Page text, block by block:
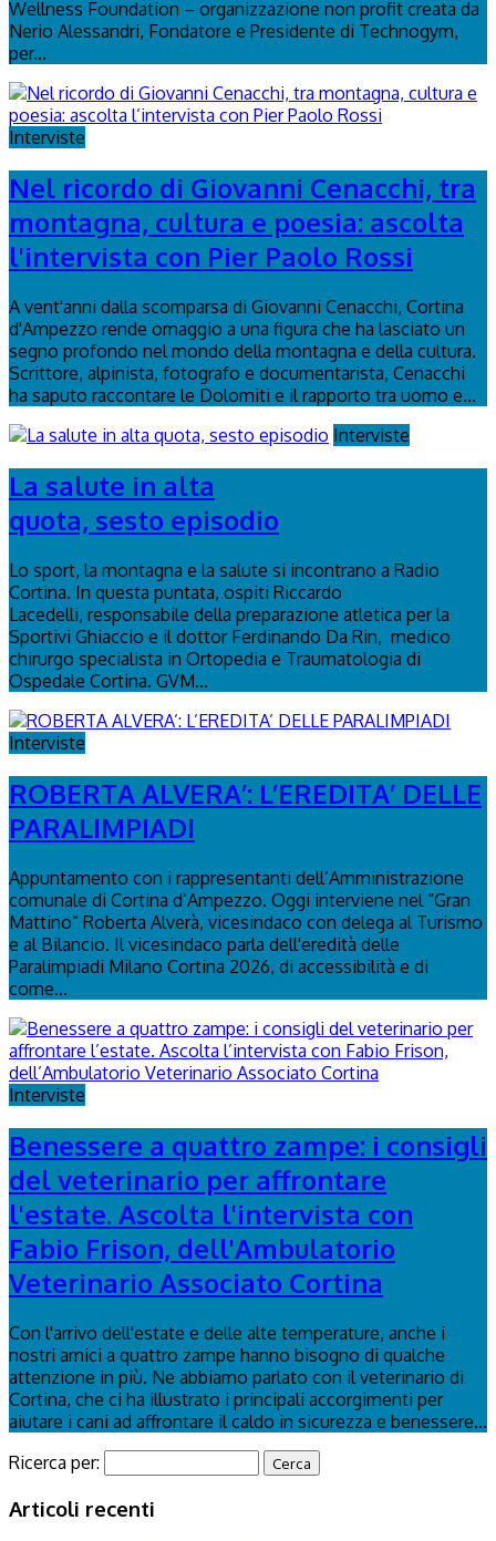
Wellness Foundation – organizzazione non profit creata da
Nerio Alessandri, Fondatore e Presidente di Technogym,
per...
Interviste
Nel ricordo di Giovanni Cenacchi, tra
montagna, cultura e poesia: ascolta
l'intervista con Pier Paolo Rossi
A vent'anni dalla scomparsa di Giovanni Cenacchi, Cortina
d'Ampezzo rende omaggio a una figura che ha lasciato un
segno profondo nel mondo della montagna e della cultura.
Scrittore, alpinista, fotografo e documentarista, Cenacchi
ha saputo raccontare le Dolomiti e il rapporto tra uomo e...
Interviste
La salute in alta
quota, sesto episodio
Lo sport, la montagna e la salute si incontrano a Radio
Cortina. In questa puntata, ospiti Riccardo
Lacedelli, responsabile della preparazione atletica per la
Sportivi Ghiaccio e il dottor Ferdinando Da Rin, medico
chirurgo specialista in Ortopedia e Traumatologia di
Ospedale Cortina. GVM...
Interviste
ROBERTA ALVERA’: L’EREDITA’ DELLE
PARALIMPIADI
Appuntamento con i rappresentanti dell’Amministrazione
comunale di Cortina d’Ampezzo. Oggi interviene nel “Gran
Mattino” Roberta Alverà, vicesindaco con delega al Turismo
e al Bilancio. Il vicesindaco parla dell'eredità delle
Paralimpiadi Milano Cortina 2026, di accessibilità e di
come...
Interviste
Benessere a quattro zampe: i consigli
del veterinario per affrontare
l'estate. Ascolta l'intervista con
Fabio Frison, dell'Ambulatorio
Veterinario Associato Cortina
Con l'arrivo dell'estate e delle alte temperature, anche i
nostri amici a quattro zampe hanno bisogno di qualche
attenzione in più. Ne abbiamo parlato con il veterinario di
Cortina, che ci ha illustrato i principali accorgimenti per
aiutare i cani ad affrontare il caldo in sicurezza e benessere...
Ricerca per:
Articoli recenti